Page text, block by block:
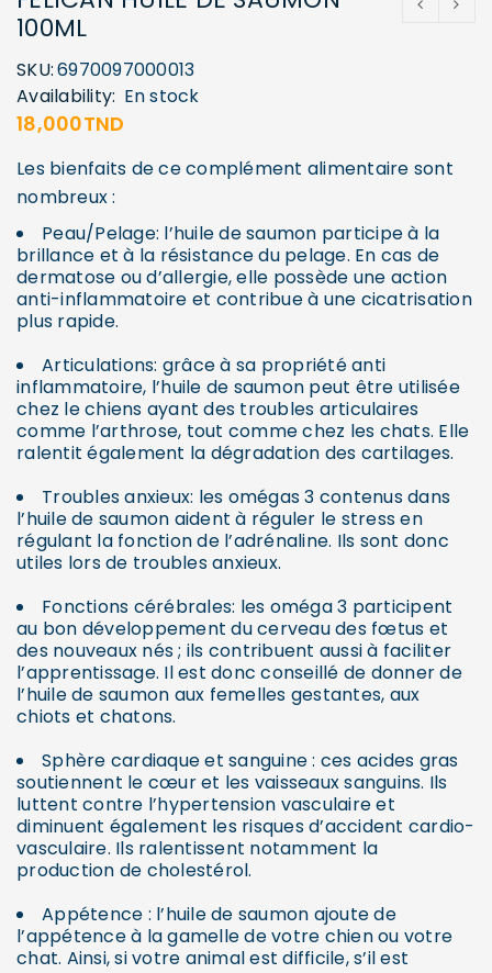
100ML
SKU:6970097000013
Availability: En stock
18,000TND
Les bienfaits de ce complément alimentaire sont
nombreux :
Peau/Pelage: l’huile de saumon participe à la
brillance et à la résistance du pelage. En cas de
dermatose ou d’allergie, elle possède une action
anti-inflammatoire et contribue à une cicatrisation
plus rapide.
Articulations: grâce à sa propriété anti
inflammatoire, l’huile de saumon peut être utilisée
chez le chiens ayant des troubles articulaires
comme l’arthrose, tout comme chez les chats. Elle
ralentit également la dégradation des cartilages.
Troubles anxieux: les omégas 3 contenus dans
l’huile de saumon aident à réguler le stress en
régulant la fonction de l’adrénaline. Ils sont donc
utiles lors de troubles anxieux.
Fonctions cérébrales: les oméga 3 participent
au bon développement du cerveau des fœtus et
des nouveaux nés ; ils contribuent aussi à faciliter
l’apprentissage. Il est donc conseillé de donner de
l’huile de saumon aux femelles gestantes, aux
chiots et chatons.
Sphère cardiaque et sanguine : ces acides gras
soutiennent le cœur et les vaisseaux sanguins. Ils
luttent contre l’hypertension vasculaire et
diminuent également les risques d’accident cardio-
vasculaire. Ils ralentissent notamment la
production de cholestérol.
Appétence : l’huile de saumon ajoute de
l’appétence à la gamelle de votre chien ou votre
chat. Ainsi, si votre animal est difficile, s’il est